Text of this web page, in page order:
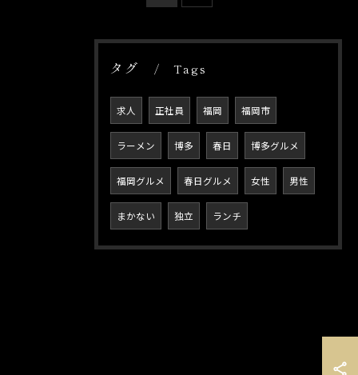
タグ Tags
求人 正社員 福岡 福岡市
ラーメン 博多 春日 博多グルメ
福岡グルメ 春日グルメ 女性 男性
まかない 独立 ランチ